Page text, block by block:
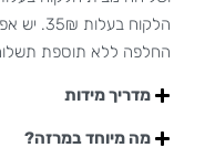
הלקוח
החלפה ללא תוספת
מדריך מידות
מה מיוחד במרזה?